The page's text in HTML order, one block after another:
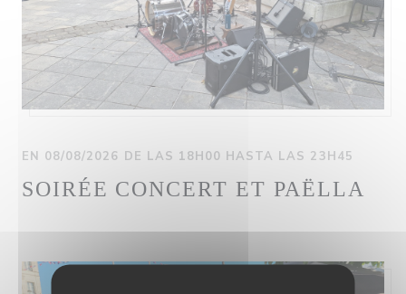
EN 08/08/2026 DE LAS 18H00 HASTA LAS 23H45
SOIRÉE CONCERT ET PAËLLA